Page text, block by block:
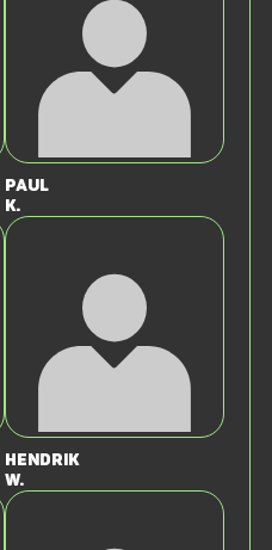
Paul
K.
Hendrik
W.